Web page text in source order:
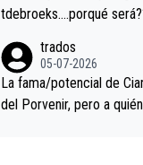
tdebroeks….porqué
trados
05-07-2026
La fama/potencial de
del Porvenir, pero a